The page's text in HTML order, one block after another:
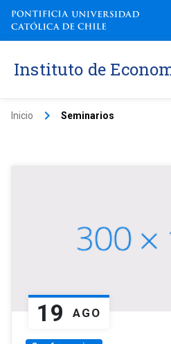
Instituto de
Inicio keyboard_arrow_right Seminarios
19 AGO